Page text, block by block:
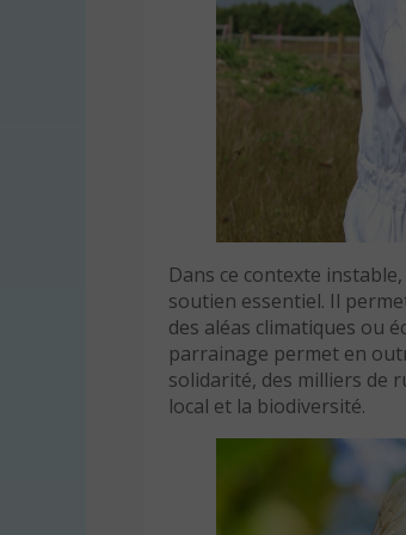
Dans ce contexte
soutien essentiel. Il
des aléas climatiques ou
parrainage permet en
solidarité, des milliers de
local et la biodiversité.